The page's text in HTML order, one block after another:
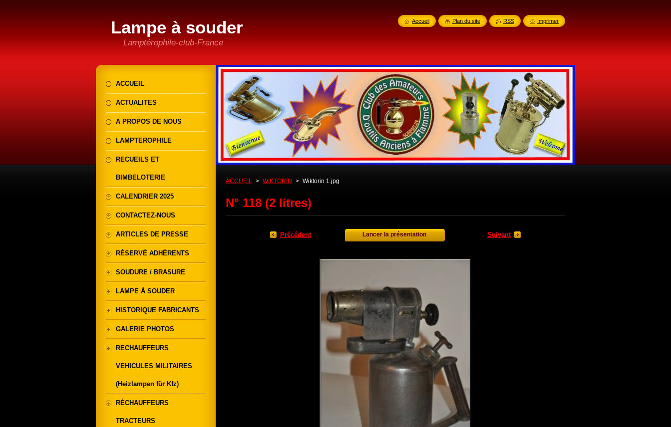
Lampe à souder
Lamptérophile-club-France
ACCUEIL > WIKTORIN > Wiktorin 1.jpg
N° 118 (2 litres)
Précédent Lancer la présentation Suivant
ACCUEIL
ACTUALITES
A PROPOS DE NOUS
LAMPTEROPHILE
RECUEILS ET
BIMBELOTERIE
CALENDRIER 2025
CONTACTEZ-NOUS
ARTICLES DE PRESSE
RÉSERVÉ ADHÉRENTS
SOUDURE / BRASURE
LAMPE À SOUDER
HISTORIQUE FABRICANTS
GALERIE PHOTOS
RECHAUFFEURS
VEHICULES MILITAIRES
(Heizlampen für Kfz)
RÉCHAUFFEURS
TRACTEURS
Accueil Plan du site RSS Imprimer